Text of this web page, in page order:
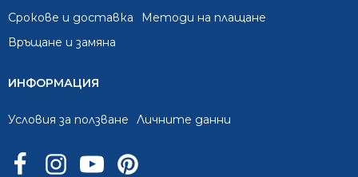
Срокове и доставка
Методи на плащане
Връщане и замяна
ИНФОРМАЦИЯ
Условия за ползване Личните данни